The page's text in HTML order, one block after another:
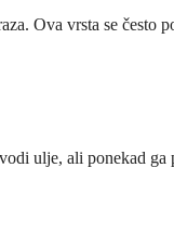
Ova vrsta se često
ulje, ali ponekad